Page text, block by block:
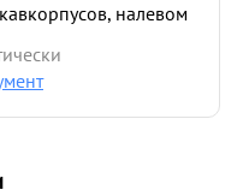
налевом
помощь